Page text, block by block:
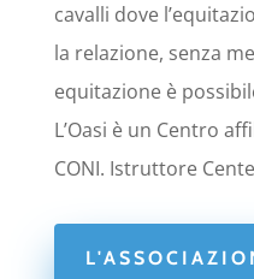
cavalli dove
la relazione, senza
equitazione è
L’Oasi è un Centro
CONI. Istruttore